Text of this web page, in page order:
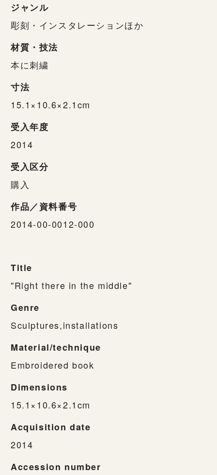
ジャンル
彫刻・インスタレーションほか
材質・技法
本に刺繍
寸法
15.1×10.6×2.1cm
受入年度
2014
受入区分
購入
作品／資料番号
2014-00-0012-000
Title
"Right there in the middle"
Genre
Sculptures,installations
Material/technique
Embroidered book
Dimensions
15.1×10.6×2.1cm
Acquisition date
2014
Accession number